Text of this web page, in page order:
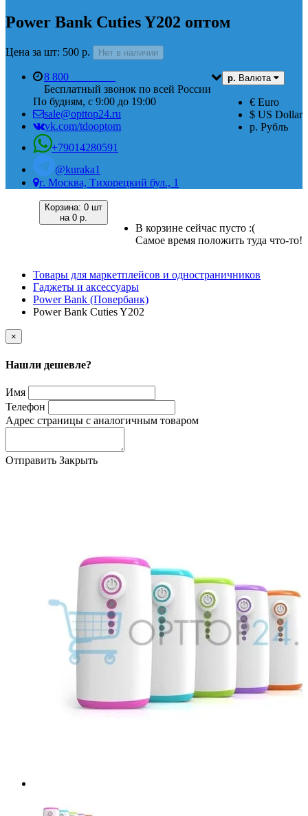
Power Bank Cuties Y202 оптом
Цена за шт: 500 р. Нет в наличии
р. Валюта
€ Euro
$ US Dollar
р. Рубль
8 800
Бесплатный звонок по всей России
По будням, с 9:00 до 19:00
sale@opttop24.ru
vk.com/tdooptom
+79014280591
@kuraka1
г. Москва, Тихорецкий бул., 1
Корзина: 0 шт
на 0 р.
В корзине сейчас пусто :(
Самое время положить туда что-то!
Товары для маркетплейсов и одностраничников
Гаджеты и аксессуары
Power Bank (Повербанк)
Power Bank Cuties Y202
×
Нашли дешевле?
Имя
Телефон
Адрес страницы с аналогичным товаром
Отправить Закрыть